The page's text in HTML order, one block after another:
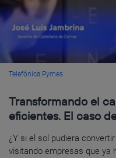
Telefónica Pymes
Transformando el
eficientes. El caso
¿Y si el sol pudiera
visitando empresas que ya